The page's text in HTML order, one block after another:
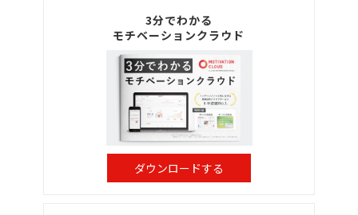
3分でわかる
モチベーションクラウド
ダウンロードする